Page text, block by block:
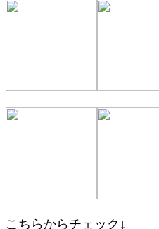
こちらからチェック↓